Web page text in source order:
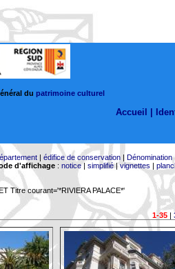
du patrimoine culturel
Accueil |
| édifice de conservation| Dénomination
d'affichage: notice| simplifié|vignettes |
Titre courant='*RIVIERA PALACE*'
1-35|